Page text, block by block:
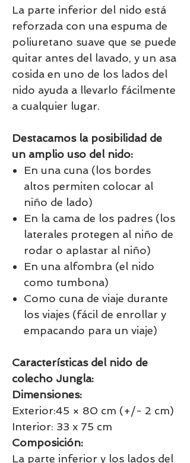
La parte inferior del nido está
reforzada con una espuma de
poliuretano suave que se puede
quitar antes del lavado, y un asa
cosida en uno de los lados del
nido ayuda a llevarlo fácilmente
a cualquier lugar.
Destacamos la posibilidad de
un amplio uso del nido:
En una cuna (los bordes
altos permiten colocar al
niño de lado)
En la cama de los padres (los
laterales protegen al niño de
rodar o aplastar al niño)
En una alfombra (el nido
como tumbona)
Como cuna de viaje durante
los viajes (fácil de enrollar y
empacando para un viaje)
Características del nido de
colecho Jungla:
Dimensiones:
Exterior:45 × 80 cm (+/- 2 cm)
Interior: 33 x 75 cm
Composición:
La parte inferior y los lados del